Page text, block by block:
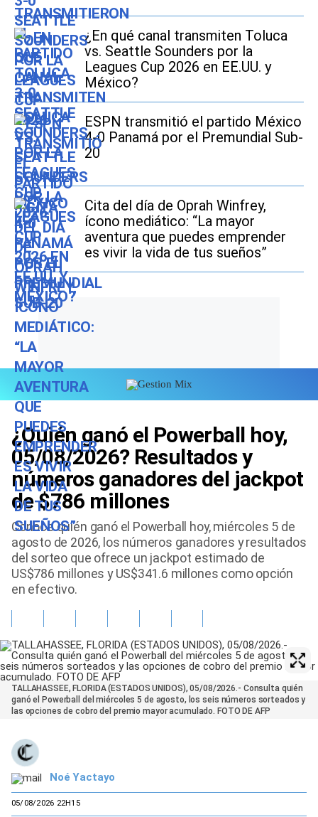
¿En qué canal transmiten Toluca
vs. Seattle Sounders por la
Leagues Cup 2026 en EE.UU. y
México?
ESPN transmitió el partido México
4-0 Panamá por el Premundial Sub-
20
Cita del día de Oprah Winfrey,
ícono mediático: “La mayor
aventura que puedes emprender
es vivir la vida de tus sueños”